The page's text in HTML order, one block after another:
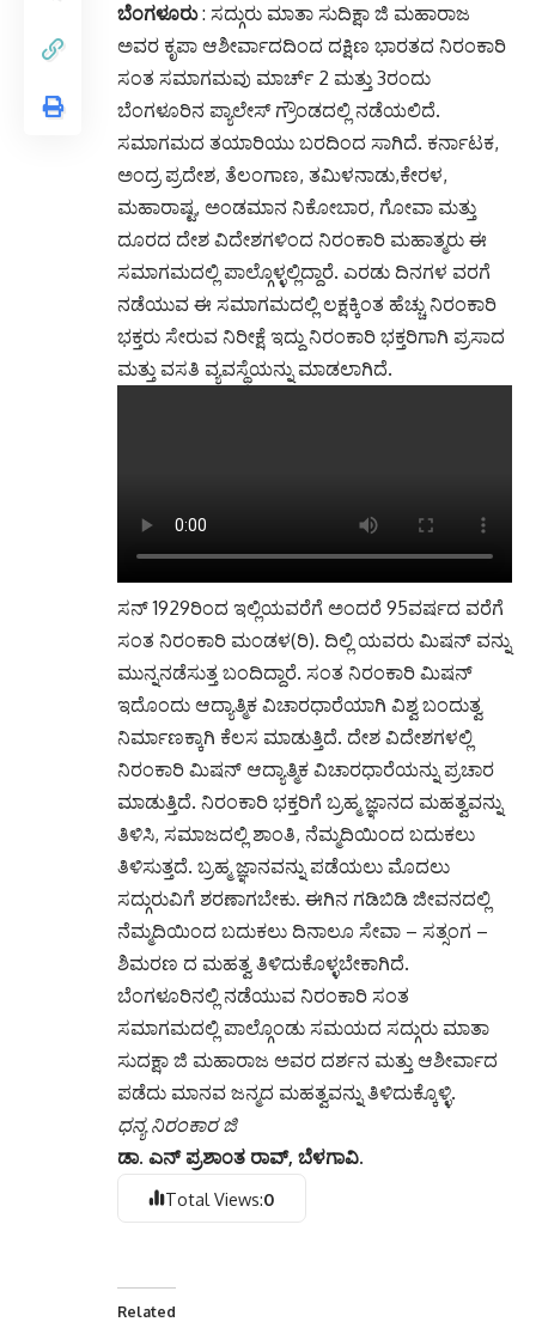
ಬೆಂಗಳೂರು: ಸದ್ಗುರು ಮಾತಾ ಸುದಿಕ್ಷಾ ಜಿ ಮಹಾರಾಜ
ಅವರ ಕೃಪಾ ಆಶೀರ್ವಾದದಿಂದ ದಕ್ಷಿಣ ಭಾರತದ ನಿರಂಕಾರಿ
ಸಂತ ಸಮಾಗಮವು ಮಾರ್ಚ್ 2 ಮತ್ತು 3ರಂದು
ಬೆಂಗಳೂರಿನ ಪ್ಯಾಲೇಸ್ ಗ್ರೌಂಡದಲ್ಲಿ ನಡೆಯಲಿದೆ.
ಸಮಾಗಮದ ತಯಾರಿಯು ಬರದಿಂದ ಸಾಗಿದೆ. ಕರ್ನಾಟಕ,
ಅಂದ್ರ ಪ್ರದೇಶ, ತೆಲಂಗಾಣ, ತಮಿಳನಾಡು,ಕೇರಳ,
ಮಹಾರಾಷ್ಟ, ಅಂಡಮಾನ ನಿಕೋಬಾರ, ಗೋವಾ ಮತ್ತು
ದೂರದ ದೇಶ ವಿದೇಶಗಳಿಂದ ನಿರಂಕಾರಿ ಮಹಾತ್ಮರು ಈ
ಸಮಾಗಮದಲ್ಲಿ ಪಾಲ್ಗೊಳ್ಳಲ್ಲಿದ್ದಾರೆ. ಎರಡು ದಿನಗಳ ವರಗೆ
ನಡೆಯುವ ಈ ಸಮಾಗಮದಲ್ಲಿ ಲಕ್ಷಕ್ಕಿಂತ ಹೆಚ್ಚು ನಿರಂಕಾರಿ
ಭಕ್ತರು ಸೇರುವ ನಿರೀಕ್ಷೆ ಇದ್ದು ನಿರಂಕಾರಿ ಭಕ್ತರಿಗಾಗಿ ಪ್ರಸಾದ
ಮತ್ತು ವಸತಿ ವ್ಯವಸ್ಥೆಯನ್ನು ಮಾಡಲಾಗಿದೆ.
ಸನ್ 1929ರಿಂದ ಇಲ್ಲಿಯವರೆಗೆ ಅಂದರೆ 95ವರ್ಷದ ವರೆಗೆ
ಸಂತ ನಿರಂಕಾರಿ ಮಂಡಳ(ರಿ). ದಿಲ್ಲಿ ಯವರು ಮಿಷನ್ ವನ್ನು
ಮುನ್ನನಡೆಸುತ್ತ ಬಂದಿದ್ದಾರೆ. ಸಂತ ನಿರಂಕಾರಿ ಮಿಷನ್
ಇದೊಂದು ಆದ್ಯಾತ್ಮಿಕ ವಿಚಾರಧಾರೆಯಾಗಿ ವಿಶ್ವ ಬಂದುತ್ವ
ನಿರ್ಮಾಣಕ್ಕಾಗಿ ಕೆಲಸ ಮಾಡುತ್ತಿದೆ. ದೇಶ ವಿದೇಶಗಳಲ್ಲಿ
ನಿರಂಕಾರಿ ಮಿಷನ್ ಆದ್ಯಾತ್ಮಿಕ ವಿಚಾರಧಾರೆಯನ್ನು ಪ್ರಚಾರ
ಮಾಡುತ್ತಿದೆ. ನಿರಂಕಾರಿ ಭಕ್ತರಿಗೆ ಬ್ರಹ್ಮ ಜ್ಞಾನದ ಮಹತ್ವವನ್ನು
ತಿಳಿಸಿ, ಸಮಾಜದಲ್ಲಿ ಶಾಂತಿ, ನೆಮ್ಮದಿಯಿಂದ ಬದುಕಲು
ತಿಳಿಸುತ್ತದೆ. ಬ್ರಹ್ಮ ಜ್ಞಾನವನ್ನು ಪಡೆಯಲು ಮೊದಲು
ಸದ್ಗುರುವಿಗೆ ಶರಣಾಗಬೇಕು. ಈಗಿನ ಗಡಿಬಿಡಿ ಜೀವನದಲ್ಲಿ
ನೆಮ್ಮದಿಯಿಂದ ಬದುಕಲು ದಿನಾಲೂ ಸೇವಾ – ಸತ್ಸಂಗ –
ಶಿಮರಣ ದ ಮಹತ್ವ ತಿಳಿದುಕೊಳ್ಳಬೇಕಾಗಿದೆ.
ಬೆಂಗಳೂರಿನಲ್ಲಿ ನಡೆಯುವ ನಿರಂಕಾರಿ ಸಂತ
ಸಮಾಗಮದಲ್ಲಿ ಪಾಲ್ಗೊಂಡು ಸಮಯದ ಸದ್ಗುರು ಮಾತಾ
ಸುದಕ್ಷಾ ಜಿ ಮಹಾರಾಜ ಅವರ ದರ್ಶನ ಮತ್ತು ಆಶೀರ್ವಾದ
ಪಡೆದು ಮಾನವ ಜನ್ಮದ ಮಹತ್ವವನ್ನು ತಿಳಿದುಕ್ಕೊಳ್ಳಿ.
ಧನ್ಯ ನಿರಂಕಾರ ಜಿ
ಡಾ. ಎನ್ ಪ್ರಶಾಂತ ರಾವ್, ಬೆಳಗಾವಿ.
Total Views:0
Related